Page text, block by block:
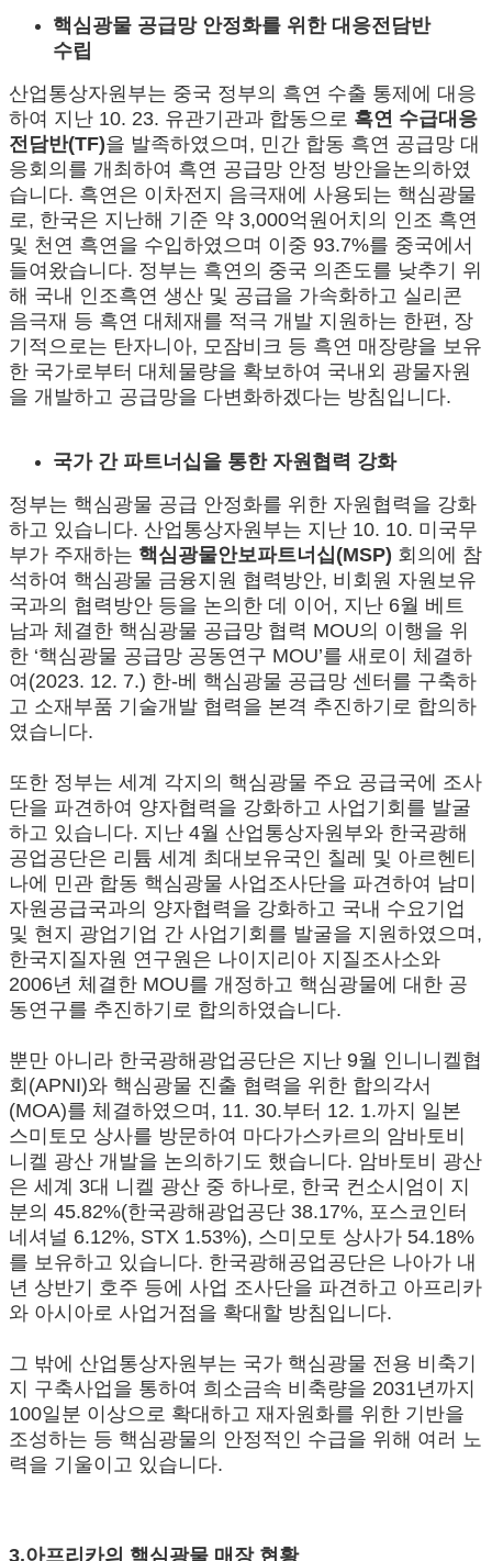
핵심광물 공급망 안정화를 위한 대응전담반
수립
산업통상자원부는 중국 정부의 흑연 수출 통제에 대응
하여 지난 10. 23. 유관기관과 합동으로 흑연 수급대응
전담반(TF)을 발족하였으며, 민간 합동 흑연 공급망 대
응회의를 개최하여 흑연 공급망 안정 방안을논의하였
습니다. 흑연은 이차전지 음극재에 사용되는 핵심광물
로, 한국은 지난해 기준 약 3,000억원어치의 인조 흑연
및 천연 흑연을 수입하였으며 이중 93.7%를 중국에서
들여왔습니다. 정부는 흑연의 중국 의존도를 낮추기 위
해 국내 인조흑연 생산 및 공급을 가속화하고 실리콘
음극재 등 흑연 대체재를 적극 개발 지원하는 한편, 장
기적으로는 탄자니아, 모잠비크 등 흑연 매장량을 보유
한 국가로부터 대체물량을 확보하여 국내외 광물자원
을 개발하고 공급망을 다변화하겠다는 방침입니다.
국가 간 파트너십을 통한 자원협력 강화
정부는 핵심광물 공급 안정화를 위한 자원협력을 강화
하고 있습니다. 산업통상자원부는 지난 10. 10. 미국무
부가 주재하는 핵심광물안보파트너십(MSP) 회의에 참
석하여 핵심광물 금융지원 협력방안, 비회원 자원보유
국과의 협력방안 등을 논의한 데 이어, 지난 6월 베트
남과 체결한 핵심광물 공급망 협력 MOU의 이행을 위
한 ‘핵심광물 공급망 공동연구 MOU’를 새로이 체결하
여(2023. 12. 7.) 한-베 핵심광물 공급망 센터를 구축하
고 소재부품 기술개발 협력을 본격 추진하기로 합의하
였습니다.
또한 정부는 세계 각지의 핵심광물 주요 공급국에 조사
단을 파견하여 양자협력을 강화하고 사업기회를 발굴
하고 있습니다. 지난 4월 산업통상자원부와 한국광해
공업공단은 리튬 세계 최대보유국인 칠레 및 아르헨티
나에 민관 합동 핵심광물 사업조사단을 파견하여 남미
자원공급국과의 양자협력을 강화하고 국내 수요기업
및 현지 광업기업 간 사업기회를 발굴을 지원하였으며,
한국지질자원 연구원은 나이지리아 지질조사소와
2006년 체결한 MOU를 개정하고 핵심광물에 대한 공
동연구를 추진하기로 합의하였습니다.
뿐만 아니라 한국광해광업공단은 지난 9월 인니니켈협
회(APNI)와 핵심광물 진출 협력을 위한 합의각서
(MOA)를 체결하였으며, 11. 30.부터 12. 1.까지 일본
스미토모 상사를 방문하여 마다가스카르의 암바토비
니켈 광산 개발을 논의하기도 했습니다. 암바토비 광산
은 세계 3대 니켈 광산 중 하나로, 한국 컨소시엄이 지
분의 45.82%(한국광해광업공단 38.17%, 포스코인터
네셔널 6.12%, STX 1.53%), 스미모토 상사가 54.18%
를 보유하고 있습니다. 한국광해공업공단은 나아가 내
년 상반기 호주 등에 사업 조사단을 파견하고 아프리카
와 아시아로 사업거점을 확대할 방침입니다.
그 밖에 산업통상자원부는 국가 핵심광물 전용 비축기
지 구축사업을 통하여 희소금속 비축량을 2031년까지
100일분 이상으로 확대하고 재자원화를 위한 기반을
조성하는 등 핵심광물의 안정적인 수급을 위해 여러 노
력을 기울이고 있습니다.
3.아프리카의 핵심광물 매장 현황